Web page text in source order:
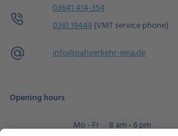
03641 414-354
0361 19449(VMT service phone)
info@nahverkehr-jena.de
Opening hours
Mo - Fr
8 am - 6 pm